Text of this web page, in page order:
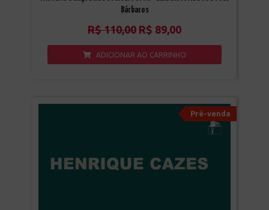
Bárbaros
R$110,00 R$ 89,00
ADICIONAR AO CARRINHO
Pré-venda